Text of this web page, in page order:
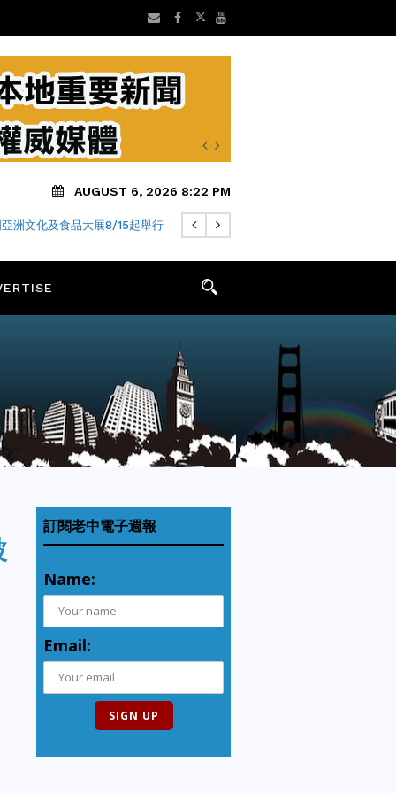
AUGUST 6, 2026 8:22 PM
洲文化及食品大展8/15起舉行
訂閱老中電子週報
Name:
Email: